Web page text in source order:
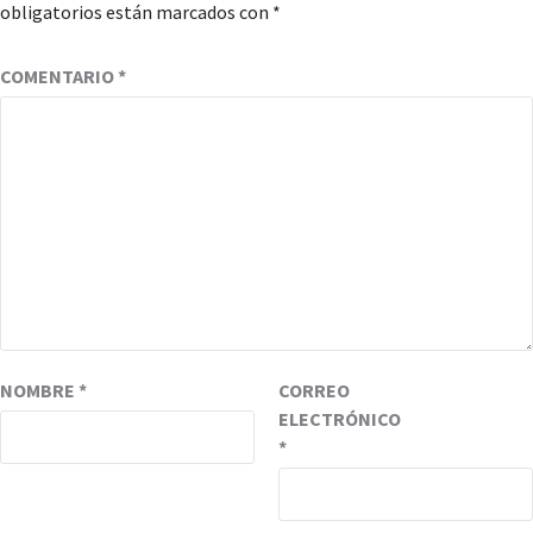
obligatorios están marcados con *
COMENTARIO*
NOMBRE *
CORREO
ELECTRÓNICO
*